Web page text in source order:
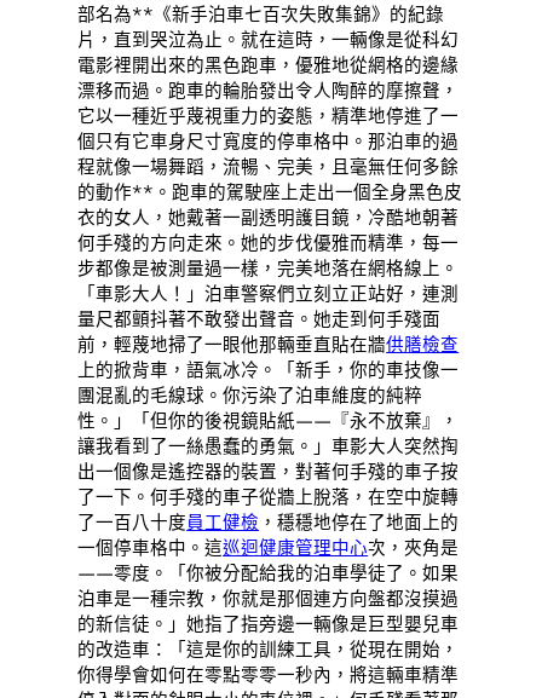
部名為**《新手泊車七百次失敗集錦》的紀錄
片，直到哭泣為止。就在這時，一輛像是從科幻
電影裡開出來的黑色跑車，優雅地從網格的邊緣
漂移而過。跑車的輪胎發出令人陶醉的摩擦聲，
它以一種近乎蔑視重力的姿態，精準地停進了一
個只有它車身尺寸寬度的停車格中。那泊車的過
程就像一場舞蹈，流暢、完美，且毫無任何多餘
的動作**。跑車的駕駛座上走出一個全身黑色皮
衣的女人，她戴著一副透明護目鏡，冷酷地朝著
何手殘的方向走來。她的步伐優雅而精準，每一
步都像是被測量過一樣，完美地落在網格線上。
「車影大人！」泊車警察們立刻立正站好，連測
量尺都顫抖著不敢發出聲音。她走到何手殘面
前，輕蔑地掃了一眼他那輛垂直貼在牆供膳檢查
上的掀背車，語氣冰冷。「新手，你的車技像一
團混亂的毛線球。你污染了泊車維度的純粹
性。」「但你的後視鏡貼紙——『永不放棄』，
讓我看到了一絲愚蠢的勇氣。」車影大人突然掏
出一個像是遙控器的裝置，對著何手殘的車子按
了一下。何手殘的車子從牆上脫落，在空中旋轉
了一百八十度員工健檢 ，穩穩地停在了地面上的
一個停車格中。這巡迴健康管理中心次，夾角是
——零度。「你被分配給我的泊車學徒了。如果
泊車是一種宗教，你就是那個連方向盤都沒摸過
的新信徒。」她指了指旁邊一輛像是巨型嬰兒車
的改造車：「這是你的訓練工具，從現在開始，
你得學會如何在零點零零一秒內，將這輛車精準